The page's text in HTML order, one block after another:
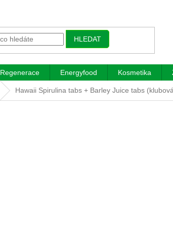
HLEDAT
Regenerace Energyfood Kosmetika
Hawaii Spirulina tabs + Barley Juice tabs